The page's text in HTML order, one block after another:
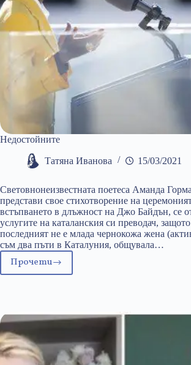
Недостойните
Татяна Иванова 15/03/2021
Световнонеизвестната поетеса Аманда
представи свое стихотворение на
встъпването в длъжност на Джо Байдън, се
услугите на каталанския си преводач,
последният не е млада чернокожа жена
съм два пъти в Каталуния, общувала…
ПрочетиНедостойните